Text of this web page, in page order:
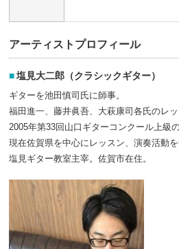
アーティストプロフィール
塩見大二郎（クラシックギター）
ギターを池田慎司氏に師事。
福田進一、藤井眞吾、大萩康司各氏のレッ
2005年第33回山口ギターコンクール上級の
現在佐賀県を中心にレッスン、演奏活動を
塩見ギター教室主宰。佐賀市在住。